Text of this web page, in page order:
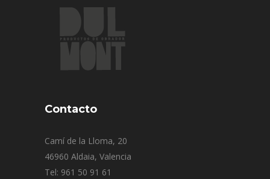
Contacto
Camí de la Lloma, 20
46960 Aldaia, Valencia
Tel: 961 50 91 61